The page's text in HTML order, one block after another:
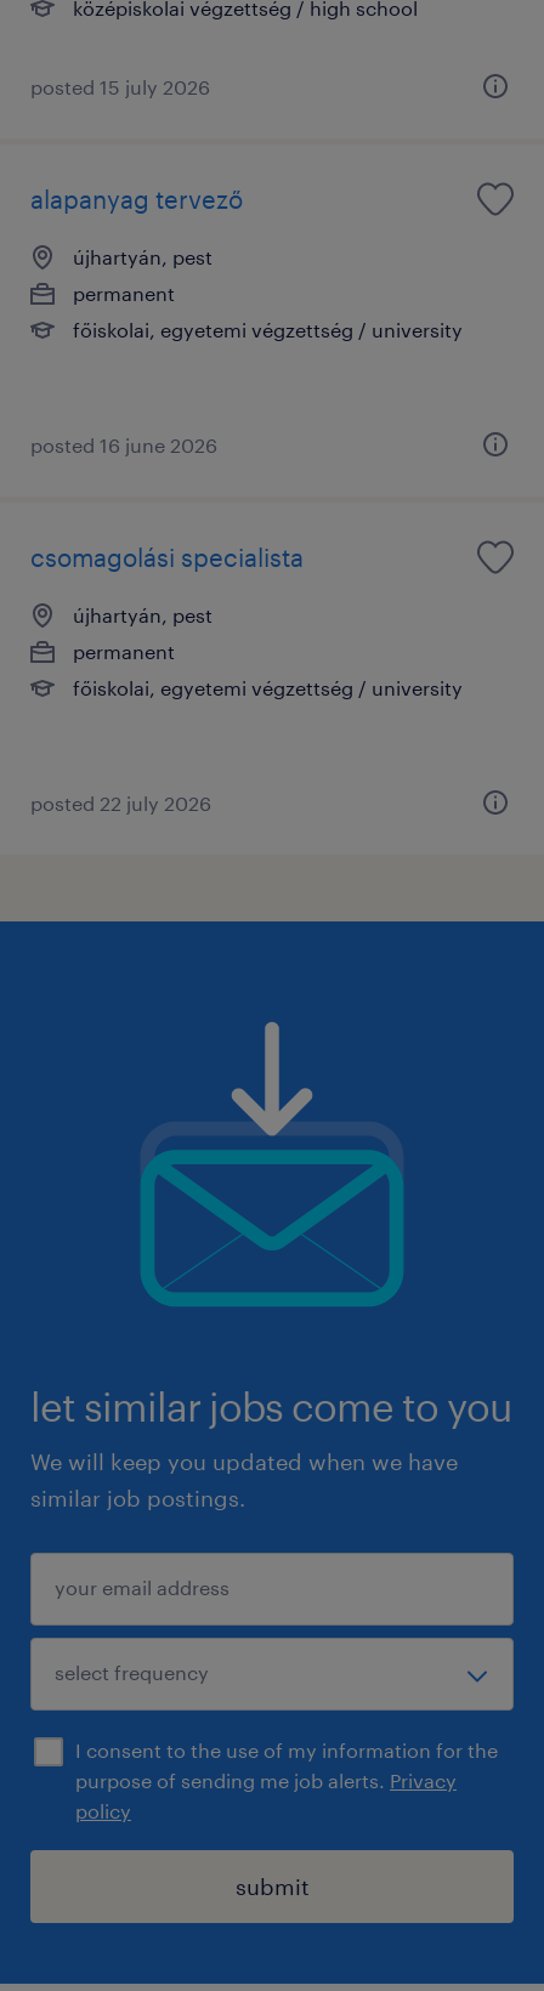
középiskolai végzettség / high school
posted 15 july 2026
alapanyag tervező
újhartyán, pest
permanent
főiskolai, egyetemi végzettség / university
posted 16 june 2026
csomagolási specialista
újhartyán, pest
permanent
főiskolai, egyetemi végzettség / university
posted 22 july 2026
let similar jobs come to you
We will keep you updated when we have
similar job postings.
I consent to the use of my information for the
purpose of sending me job alerts. Privacy
policy
submit